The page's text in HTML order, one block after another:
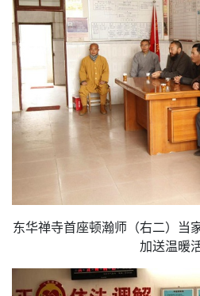
东华禅寺首座顿瀚师（右二）当
加送温暖